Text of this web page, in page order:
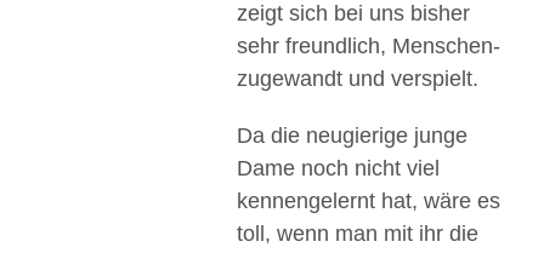
zeigt sich bei uns bisher
sehr freundlich, Menschen-
zugewandt und verspielt.
Da die neugierige junge
Dame noch nicht viel
kennengelernt hat, wäre es
toll, wenn man mit ihr die